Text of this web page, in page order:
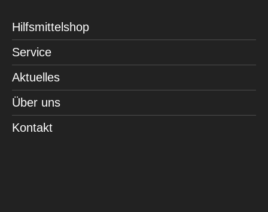
Hilfsmittelshop
Service
Aktuelles
Über uns
Kontakt